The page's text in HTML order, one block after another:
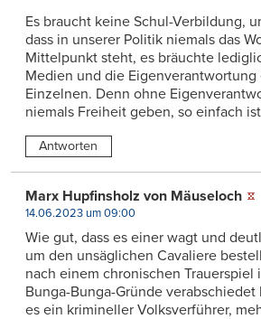
Es braucht keine Schul-Verbildung,
dass in unserer Politik niemals das
Mittelpunkt steht, es bräuchte
Medien und die Eigenverantwortung
Einzelnen. Denn ohne
niemals Freiheit geben, so einfach
Antworten
Marx Hupfinsholz von Mäuseloch
14.06.2023 um 09:00
Wie gut, dass es einer wagt und
um den unsäglichen Cavaliere
nach einem chronischen Trauerspiel
Bunga-Bunga-Gründe verabschiedet
es ein krimineller Volksverführer,